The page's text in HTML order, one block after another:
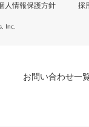
人情報保護方針 採
Inc.
お問い合わせ一